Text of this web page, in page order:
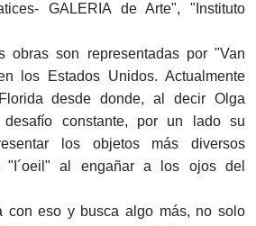
GALERIA de Arte", "Instituto
obras son representadas por "Van
los Estados Unidos. Actualmente
desde donde, al decir Olga
desafío constante, por un lado su
los objetos más diversos
"I´oeil" al engañar a los ojos del
con eso y busca algo más, no solo